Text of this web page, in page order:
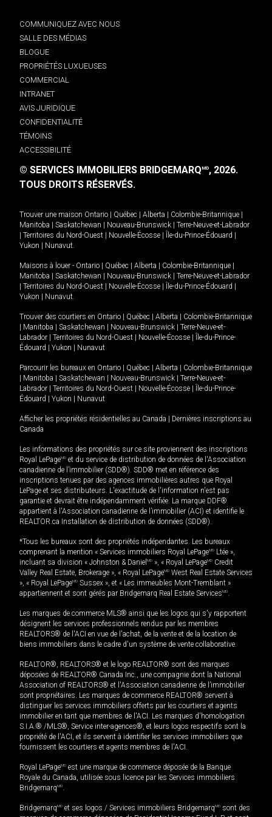
COMMUNIQUEZ AVEC NOUS
SALLE DES MÉDIAS
BLOGUE
PROPRIÉTÉS LUXUEUSES
COMMERCIAL
INTRANET
AVIS JURIDIQUE
CONFIDENTIALITÉ
TÉMOINS
ACCESSIBILITÉ
© SERVICES IMMOBILIERS BRIDGEMARQMD, 2026.
TOUS DROITS RÉSERVÉS.
Trouver une maison Ontario Québec Alberta Colombie-Britannique
Manitoba
Saskatchewan Nouveau-Brunswick
Terre-Neuve-et-Labrador
Territoires du Nord-Ouest Nouvelle-Écosse Île-du-Prince-Édouard
Yukon
Nunavut.
Maisons à louer - Ontario Québec Alberta Colombie-Britannique
Manitoba
Saskatchewan Nouveau-Brunswick
Terre-Neuve-et-Labrador
Territoires du Nord-Ouest Nouvelle-Écosse Île-du-Prince-Édouard
Yukon
Nunavut.
Trouver des courtiers en Ontario Québec Alberta
Colombie-Britannique
Manitoba Saskatchewan Nouveau-Brunswick
Terre-Neuve-et-
Labrador
Territoires du Nord-Ouest Nouvelle-Écosse
Île-du-Prince-
Édouard
Yukon Nunavut
Parcourir les bureaux en Ontario Québec Alberta
Colombie-Britannique
Manitoba Saskatchewan Nouveau-Brunswick
Terre-Neuve-et-
Labrador
Territoires du Nord-Ouest Nouvelle-Écosse
Île-du-Prince-
Édouard
Yukon Nunavut
Afficher les propriétés résidentielles au Canada
Dernières inscriptions au
Canada
Les informations des propriétés sur ce site proviennent des inscriptions
Royal LePageMD et du service de distribution de données de l'Association
canadienne de l’immobilier (SDD®). SDD® met en référence des
inscriptions tenues par des agences immobilières autres que Royal
LePage et ses distributeurs. L'exactitude de l'information n'est pas
garantie et devrait être indépendamment vérifiée. La marque DDF®
appartient à l'Association canadienne de l’immobilier (ACI) et identifie le
REALTOR.ca Installation de distribution de données (SDD®).
*Tous les bureaux sont des propriétés indépendantes. Les bureaux
comprenant la mention « Services immobiliers Royal LePageMD Ltée »,
incluant sa division « Johnston & Daniel MD », « Royal LePageMD Credit
Valley Real Estate, Brokerage », « Royal LePageMD West Real Estate Services
», « Royal LePageMD Sussex », et « Les immeubles Mont-Tremblant »
appartiennent et sont gérés par Bridgemarq Real Estate ServicesMD.
Les marques de commerce MLS® ainsi que les logos qui s'y rapportent
désignent les services professionnels rendus par les membres
REALTORS® de l'ACI en vue de l'achat, de la vente et de la location de
biens immobiliers dans le cadre d'un système de vente collaborative.
REALTOR®, REALTORS® et le logo REALTOR® sont des marques
déposées de REALTOR® Canada Inc., une compagnie dont la National
Association of REALTORS® et l'Association canadienne de l’immobilier
sont propriétaires. Les marques de commerce REALTOR® servent à
distinguer les services immobiliers offerts par les courtiers et agents
immobilier en tant que membres de l'ACI. Les marques d'homologation
S.I.A.® /MLS®, Service inter-agences®, et leurs logos respectifs sont la
propriété de l'ACI, et ils servent à identifier les services immobiliers que
fournissent les courtiers et agents membres de l'ACI.
Royal LePageMD est une marque de commerce déposée de la Banque
Royale du Canada, utilisée sous licence par les Services immobiliers
BridgemarqMD.
BridgemarqMD et ses logos / Services immobiliers BridgemarqMD sont des